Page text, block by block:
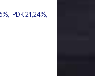
PDK 21,24%,